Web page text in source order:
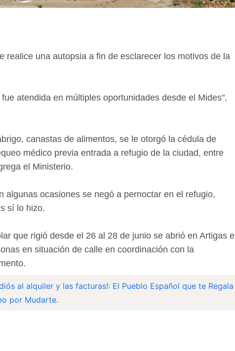
realice una autopsia a fin de esclarecer los motivos de la
atendida en múltiples oportunidades desde el Mides",
canastas de alimentos, se le otorgó la cédula de
médico previa entrada a refugio de la ciudad, entre
el Ministerio.
algunas ocasiones se negó a pernoctar en el refugio,
sí lo hizo.
que rigió desde el 26 al 28 de junio se abrió en Artigas el
en situación de calle en coordinación con la
al alquiler y las facturas!: El Pueblo Español que te Regala
por Mudarte.